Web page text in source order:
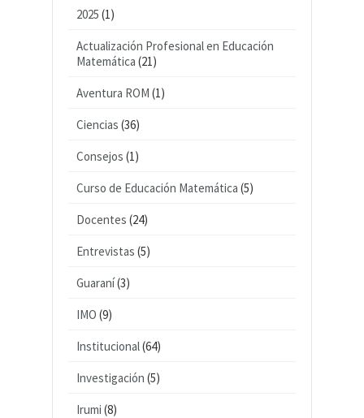
2025 (1)
Actualización Profesional en Educación
Matemática (21)
Aventura ROM (1)
Ciencias (36)
Consejos (1)
Curso de Educación Matemática (5)
Docentes (24)
Entrevistas (5)
Guaraní(3)
IMO (9)
Institucional(64)
Investigación (5)
Irumi (8)